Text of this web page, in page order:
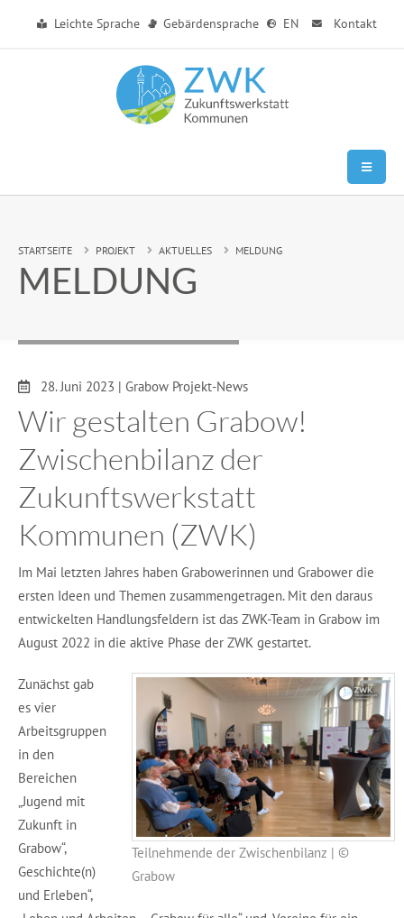
Leichte Sprache Gebärdensprache EN Kontakt
Sie sind hier:
STARTSEITE PROJEKT AKTUELLES MELDUNG
MELDUNG
Datum:
28. Juni 2023 | Grabow Projekt-News
Wir gestalten Grabow!
Zwischenbilanz der
Zukunftswerkstatt
Kommunen (ZWK)
Im Mai letzten Jahres haben Grabowerinnen und Grabower die
ersten Ideen und Themen zusammengetragen. Mit den daraus
entwickelten Handlungsfeldern ist das ZWK-Team in Grabow im
August 2022 in die aktive Phase der ZWK gestartet.
Teilnehmende der Zwischenbilanz | ©
Grabow
Zunächst gab
es vier
Arbeitsgruppen
in den
Bereichen
„Jugend mit
Zukunft in
Grabow“,
Geschichte(n)
und Erleben“,